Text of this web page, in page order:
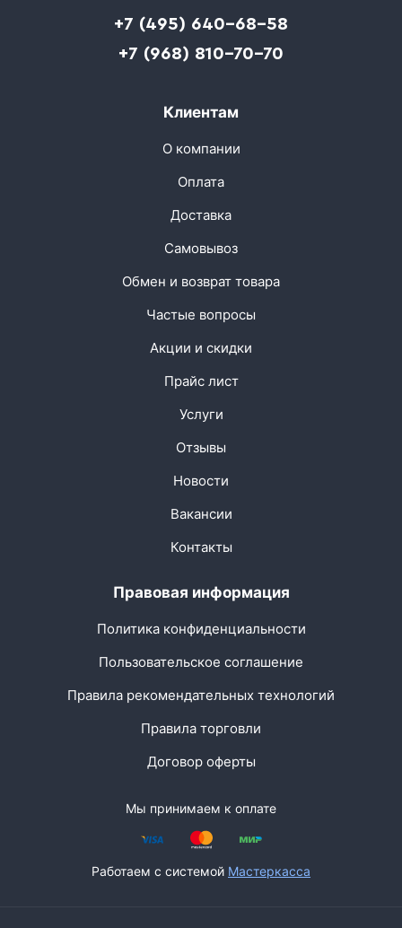
+7 (495) 640-68-58
+7 (968) 810-70-70
Клиентам
О компании
Оплата
Доставка
Самовывоз
Обмен и возврат товара
Частые вопросы
Акции и скидки
Прайс лист
Услуги
Отзывы
Новости
Вакансии
Контакты
Правовая информация
Политика конфиденциальности
Пользовательское соглашение
Правила рекомендательных технологий
Правила торговли
Договор оферты
Мы принимаем к оплате
Работаем с системой Мастеркасса